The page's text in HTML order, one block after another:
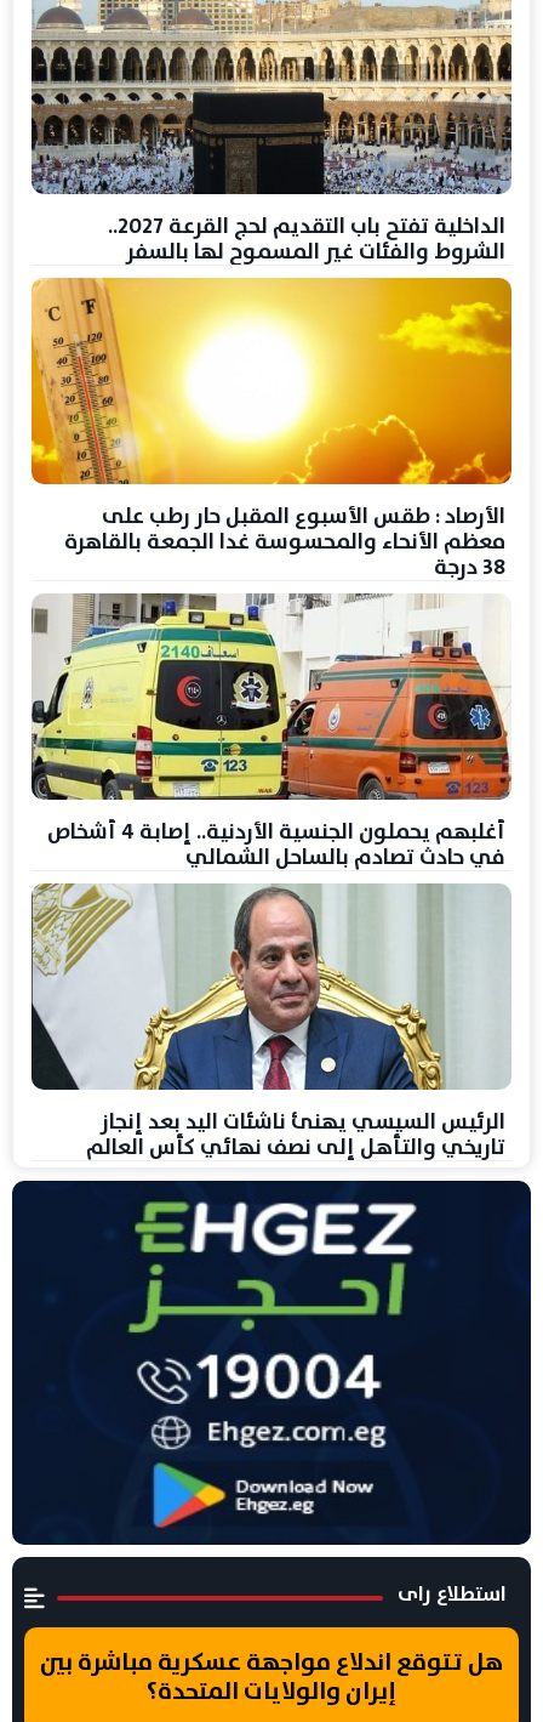
الداخلية تفتح باب التقديم لحج القرعة 2027..
الشروط والفئات غير المسموح لها بالسفر
الأرصاد : طقس الأسبوع المقبل حار رطب على
معظم الأنحاء والمحسوسة غدا الجمعة بالقاهرة
38 درجة
أغلبهم يحملون الجنسية الأردنية.. إصابة 4 أشخاص
في حادث تصادم بالساحل الشمالي
الرئيس السيسي يهنئ ناشئات اليد بعد إنجاز
تاريخي والتأهل إلى نصف نهائي كأس العالم
استطلاع راى
هل تتوقع اندلاع مواجهة عسكرية مباشرة بين
إيران والولايات المتحدة؟